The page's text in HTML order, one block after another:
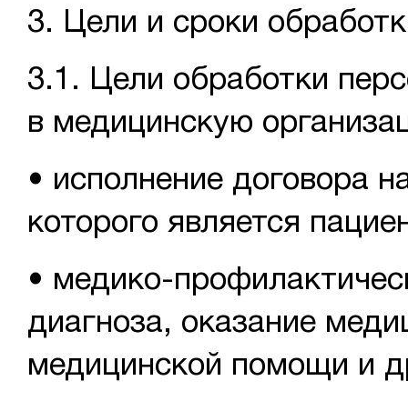
3. Цели и сроки
3.1. Цели обработки
в медицинскую
• исполнение договора
которого является
• медико-
диагноза, оказание
медицинской помощи и